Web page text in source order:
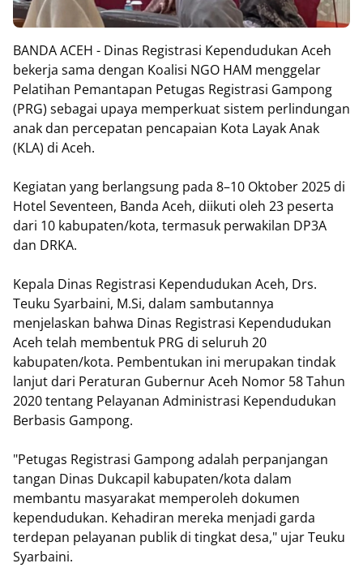
BANDA ACEH - Dinas Registrasi Kependudukan Aceh
bekerja sama dengan Koalisi NGO HAM menggelar
Pelatihan Pemantapan Petugas Registrasi Gampong
(PRG) sebagai upaya memperkuat sistem perlindungan
anak dan percepatan pencapaian Kota Layak Anak
(KLA) di Aceh.
Kegiatan yang berlangsung pada 8–10 Oktober 2025 di
Hotel Seventeen, Banda Aceh, diikuti oleh 23 peserta
dari 10 kabupaten/kota, termasuk perwakilan DP3A
dan DRKA.
Kepala Dinas Registrasi Kependudukan Aceh, Drs.
Teuku Syarbaini, M.Si, dalam sambutannya
menjelaskan bahwa Dinas Registrasi Kependudukan
Aceh telah membentuk PRG di seluruh 20
kabupaten/kota. Pembentukan ini merupakan tindak
lanjut dari Peraturan Gubernur Aceh Nomor 58 Tahun
2020 tentang Pelayanan Administrasi Kependudukan
Berbasis Gampong.
"Petugas Registrasi Gampong adalah perpanjangan
tangan Dinas Dukcapil kabupaten/kota dalam
membantu masyarakat memperoleh dokumen
kependudukan. Kehadiran mereka menjadi garda
terdepan pelayanan publik di tingkat desa," ujar Teuku
Syarbaini.